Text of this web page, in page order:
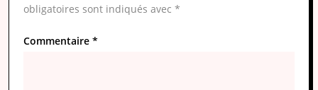
obligatoires sont indiqués avec *
Commentaire *